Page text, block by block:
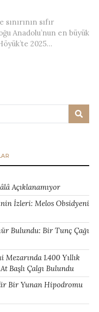
sıfır
Anadolu’nun en büyük
2025...
Açıklanamıyor
İzleri: Melos Obsidyeni
Bulundu: Bir Tunç Çağı
1.400 Yıllık
Başlı Çalgı Bulundu
Bir Yunan Hipodromu